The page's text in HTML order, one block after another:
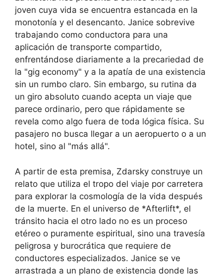
joven cuya vida se encuentra estancada en la
monotonía y el desencanto. Janice sobrevive
trabajando como conductora para una
aplicación de transporte compartido,
enfrentándose diariamente a la precariedad de
la "gig economy" y a la apatía de una existencia
sin un rumbo claro. Sin embargo, su rutina da
un giro absoluto cuando acepta un viaje que
parece ordinario, pero que rápidamente se
revela como algo fuera de toda lógica física. Su
pasajero no busca llegar a un aeropuerto o a un
hotel, sino al "más allá".
A partir de esta premisa, Zdarsky construye un
relato que utiliza el tropo del viaje por carretera
para explorar la cosmología de la vida después
de la muerte. En el universo de *Afterlift*, el
tránsito hacia el otro lado no es un proceso
etéreo o puramente espiritual, sino una travesía
peligrosa y burocrática que requiere de
conductores especializados. Janice se ve
arrastrada a un plano de existencia donde las